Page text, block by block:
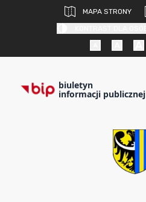
MAPA STRONY
biuletyn
informacji publicznej